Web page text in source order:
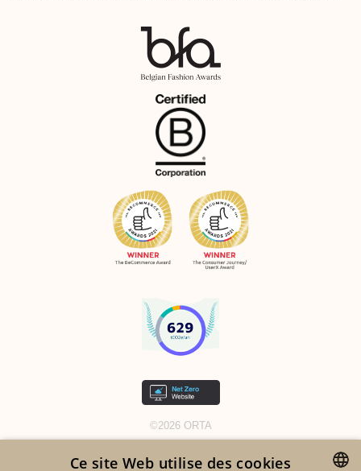
©2026 ORTA
Ce site Web utilise des cookies